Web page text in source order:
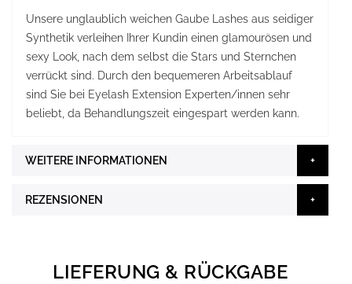
Unsere unglaublich weichen Gaube Lashes aus seidiger
Synthetik verleihen Ihrer Kundin einen glamourösen und
sexy Look, nach dem selbst die Stars und Sternchen
verrückt sind. Durch den bequemeren Arbeitsablauf
sind Sie bei Eyelash Extension Experten/innen sehr
beliebt, da Behandlungszeit eingespart werden kann.
WEITERE INFORMATIONEN
REZENSIONEN
LIEFERUNG & RÜCKGABE